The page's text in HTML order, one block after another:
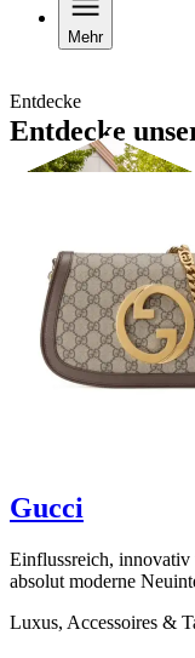
Mehr
Entdecke
Entdecke
Gucci
Einflussreich, innovativ
absolut moderne
Luxus, Accessoires &